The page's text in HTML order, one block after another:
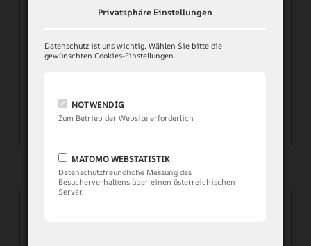
Flat-Kabel-TV
mit Erker
Privatsphäre Einstellungen
Datenschutz ist uns wichtig. Wählen Sie bitte die
gewünschten Cookies-Einstellungen.
NOTWENDIG
Zum Betrieb der Website erforderlich
MATOMO WEBSTATISTIK
Datenschutzfreundliche Messung des
Besucherverhaltens über einen österreichischen
Server.